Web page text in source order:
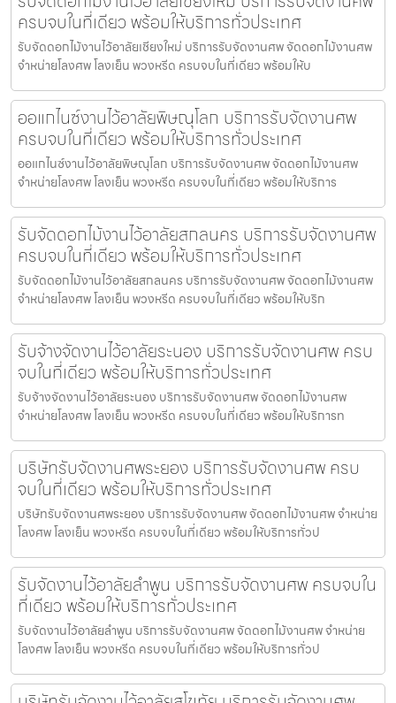
ครบจบในที่เดียว พร้อมให้บริการทั่วประเทศ
รับจัดดอกไม้งานไว้อาลัยเชียงใหม่ บริการรับจัดงานศพ จัดดอกไม้งานศพ
จำหน่ายโลงศพ โลงเย็น พวงหรีด ครบจบในที่เดียว พร้อมให้บ
ออแกไนซ์งานไว้อาลัยพิษณุโลก บริการรับจัดงานศพ
ครบจบในที่เดียว พร้อมให้บริการทั่วประเทศ
ออแกไนซ์งานไว้อาลัยพิษณุโลก บริการรับจัดงานศพ จัดดอกไม้งานศพ
จำหน่ายโลงศพ โลงเย็น พวงหรีด ครบจบในที่เดียว พร้อมให้บริการ
รับจัดดอกไม้งานไว้อาลัยสกลนคร บริการรับจัดงานศพ
ครบจบในที่เดียว พร้อมให้บริการทั่วประเทศ
รับจัดดอกไม้งานไว้อาลัยสกลนคร บริการรับจัดงานศพ จัดดอกไม้งานศพ
จำหน่ายโลงศพ โลงเย็น พวงหรีด ครบจบในที่เดียว พร้อมให้บริก
รับจ้างจัดงานไว้อาลัยระนอง บริการรับจัดงานศพ ครบ
จบในที่เดียว พร้อมให้บริการทั่วประเทศ
รับจ้างจัดงานไว้อาลัยระนอง บริการรับจัดงานศพ จัดดอกไม้งานศพ
จำหน่ายโลงศพ โลงเย็น พวงหรีด ครบจบในที่เดียว พร้อมให้บริการท
บริษัทรับจัดงานศพระยอง บริการรับจัดงานศพ ครบ
จบในที่เดียว พร้อมให้บริการทั่วประเทศ
บริษัทรับจัดงานศพระยอง บริการรับจัดงานศพ จัดดอกไม้งานศพ จำหน่าย
โลงศพ โลงเย็น พวงหรีด ครบจบในที่เดียว พร้อมให้บริการทั่วป
รับจัดงานไว้อาลัยลำพูน บริการรับจัดงานศพ ครบจบใน
ที่เดียว พร้อมให้บริการทั่วประเทศ
รับจัดงานไว้อาลัยลำพูน บริการรับจัดงานศพ จัดดอกไม้งานศพ จำหน่าย
โลงศพ โลงเย็น พวงหรีด ครบจบในที่เดียว พร้อมให้บริการทั่วป